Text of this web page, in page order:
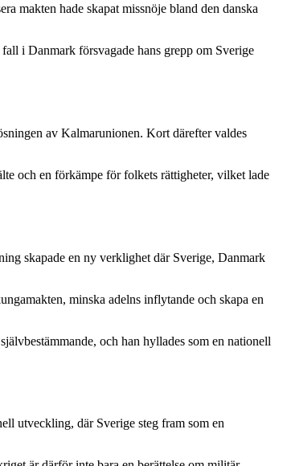
makten hade skapat missnöje bland den danska
i Danmark försvagade hans grepp om Sverige
av Kalmarunionen. Kort därefter valdes
och en förkämpe för folkets rättigheter, vilket lade
skapade en ny verklighet där Sverige, Danmark
minska adelns inflytande och skapa en
och han hyllades som en nationell
utveckling, där Sverige steg fram som en